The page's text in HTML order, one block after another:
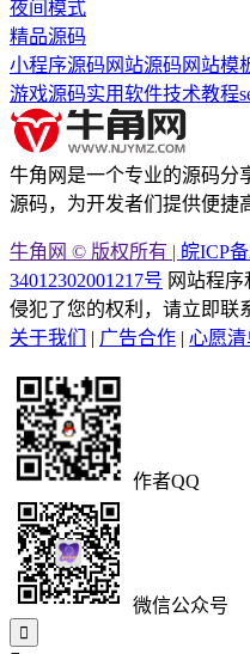
夜间模式
精品源码
小程序源码 网站源码 网站模
游戏源码实用软件技术教程
牛角网是一个专业的源码分
源码，为开发者们提供便捷
牛角网 © 版权所有 | 皖ICP
34012302001217号 网站程
侵犯了您的权利，请立即联
关于我们
| 广告合作 | 心愿清
作者QQ
微信公众号